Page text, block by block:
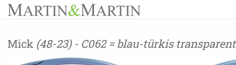
Mick (48-23) - C062 = blau-türkis transparent